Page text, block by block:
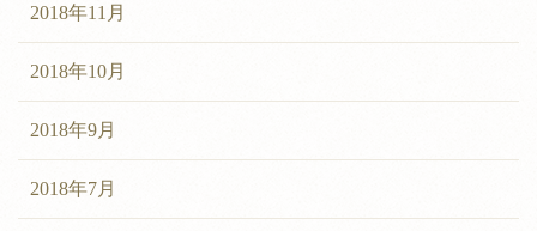
2018年11月
2018年10月
2018年9月
2018年7月